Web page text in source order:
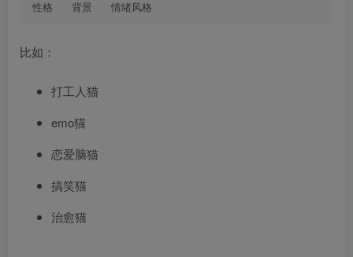
性格   背景   情绪风格
比如：
打工人猫
emo猫
恋爱脑猫
搞笑猫
治愈猫